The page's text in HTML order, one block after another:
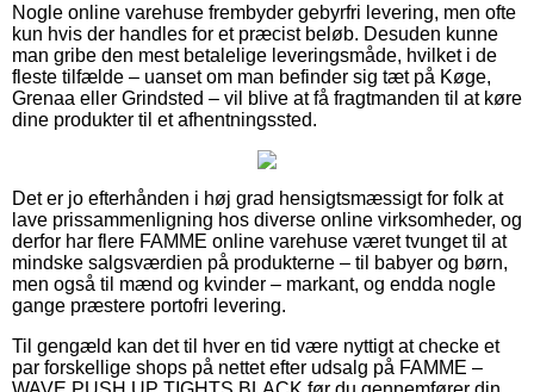
Nogle online varehuse frembyder gebyrfri levering, men ofte
kun hvis der handles for et præcist beløb. Desuden kunne
man gribe den mest betalelige leveringsmåde, hvilket i de
fleste tilfælde – uanset om man befinder sig tæt på Køge,
Grenaa eller Grindsted – vil blive at få fragtmanden til at køre
dine produkter til et afhentningssted.
Det er jo efterhånden i høj grad hensigtsmæssigt for folk at
lave prissammenligning hos diverse online virksomheder, og
derfor har flere FAMME online varehuse været tvunget til at
mindske salgsværdien på produkterne – til babyer og børn,
men også til mænd og kvinder – markant, og endda nogle
gange præstere portofri levering.
Til gengæld kan det til hver en tid være nyttigt at checke et
par forskellige shops på nettet efter udsalg på FAMME –